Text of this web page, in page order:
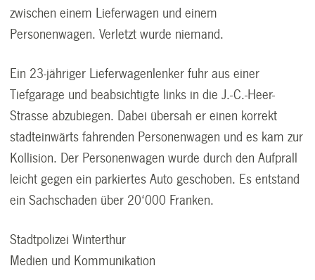
zwischen einem Lieferwagen und einem
Personenwagen. Verletzt wurde niemand.
Ein 23-jähriger Lieferwagenlenker fuhr aus einer
Tiefgarage und beabsichtigte links in die J.-C.-Heer-
Strasse abzubiegen. Dabei übersah er einen korrekt
stadteinwärts fahrenden Personenwagen und es kam zur
Kollision. Der Personenwagen wurde durch den Aufprall
leicht gegen ein parkiertes Auto geschoben. Es entstand
ein Sachschaden über 20‘000 Franken.
Stadtpolizei Winterthur
Medien und Kommunikation